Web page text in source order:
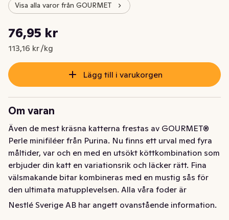
Visa alla varor från GOURMET
Nuvarande pris är: 76,95 kr
76,95 kr
113,16 kr /kg
Styckpris: 113,16 kr /kg
Lägg till i varukorgen
Om varan
Även de mest kräsna katterna frestas av GOURMET®
Perle minifiléer från Purina. Nu finns ett urval med fyra
måltider, var och en med en utsökt köttkombination som
erbjuder din katt en variationsrik och läcker rätt. Fina
välsmakande bitar kombineras med en mustig sås för
den ultimata matupplevelsen. Alla våra foder är
kompletta och balanserade och säkrar att din katt får
Nestlé Sverige AB har angett ovanstående information.